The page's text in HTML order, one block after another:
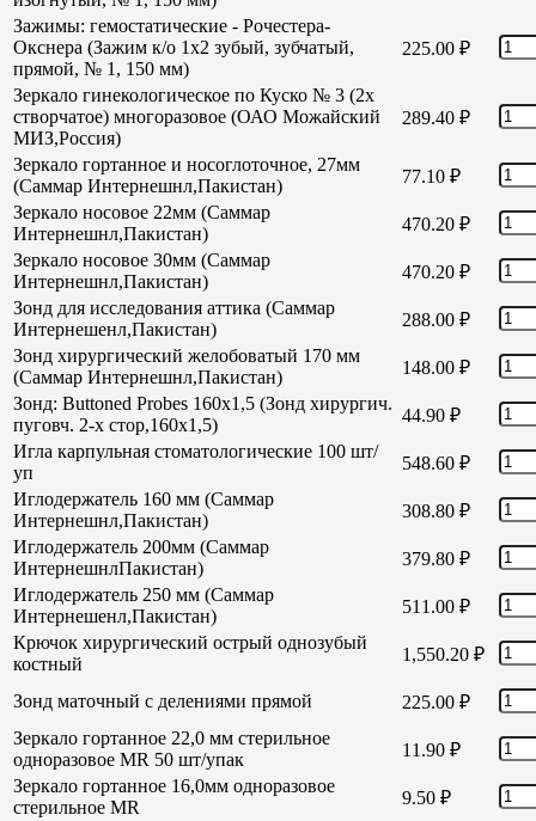
Зажимы: гемостатические - Рочестера-
Окснера (Зажим к/о 1х2 зубый, зубчатый,
прямой, № 1, 150 мм)
225.00 ₽
Зеркало гинекологическое по Куско № 3 (2х
створчатое) многоразовое (ОАО Можайский
МИЗ,Россия)
289.40 ₽
Зеркало гортанное и носоглоточное, 27мм
(Саммар Интернешнл,Пакистан)
77.10 ₽
Зеркало носовое 22мм (Саммар
Интернешнл,Пакистан)
470.20 ₽
Зеркало носовое 30мм (Саммар
Интернешнл,Пакистан)
470.20 ₽
Зонд для исследования аттика (Саммар
Интернешенл,Пакистан)
288.00 ₽
Зонд хирургический желобоватый 170 мм
(Саммар Интернешнл,Пакистан)
148.00 ₽
Зонд: Buttoned Probes 160х1,5 (Зонд хирургич.
пуговч. 2-х стор,160х1,5)
44.90 ₽
Игла карпульная стоматологические 100 шт/
уп
548.60 ₽
Иглодержатель 160 мм (Саммар
Интернешнл,Пакистан)
308.80 ₽
Иглодержатель 200мм (Саммар
ИнтернешнлПакистан)
379.80 ₽
Иглодержатель 250 мм (Саммар
Интернешенл,Пакистан)
511.00 ₽
Крючок хирургический острый однозубый
костный
1,550.20 ₽
Зонд маточный с делениями прямой 225.00 ₽
Зеркало гортанное 22,0 мм стерильное
одноразовое MR 50 шт/упак
11.90 ₽
Зеркало гортанное 16,0мм одноразовое
стерильное MR
9.50 ₽